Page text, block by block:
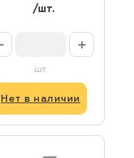
/шт.
шт.
Нет в наличии